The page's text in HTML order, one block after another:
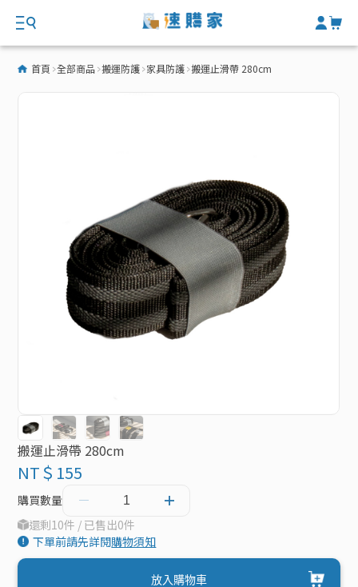
首頁 全部商品 搬運防護 家具防護 搬運止滑帶 280cm
搬運止滑帶 280cm
NT＄155
購買數量
還剩10件 / 已售出0件
下單前請先詳閱購物須知
放入購物車